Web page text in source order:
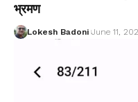
भ्रमण
Lokesh Badoni June 11,